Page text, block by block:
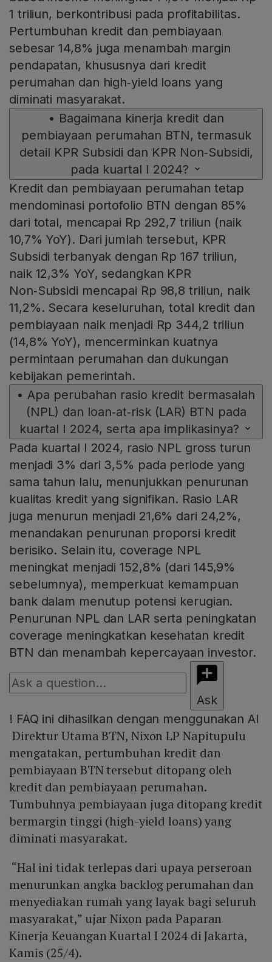
1 triliun, berkontribusi pada profitabilitas.
Pertumbuhan kredit dan pembiayaan
sebesar 14,8% juga menambah margin
pendapatan, khususnya dari kredit
perumahan dan high‑yield loans yang
diminati masyarakat.
• Bagaimana kinerja kredit dan
pembiayaan perumahan BTN, termasuk
detail KPR Subsidi dan KPR Non‑Subsidi,
pada kuartal I 2024?
Kredit dan pembiayaan perumahan tetap
mendominasi portofolio BTN dengan 85%
dari total, mencapai Rp 292,7 triliun (naik
10,7% YoY). Dari jumlah tersebut, KPR
Subsidi terbanyak dengan Rp 167 triliun,
naik 12,3% YoY, sedangkan KPR
Non‑Subsidi mencapai Rp 98,8 triliun, naik
11,2%. Secara keseluruhan, total kredit dan
pembiayaan naik menjadi Rp 344,2 triliun
(14,8% YoY), mencerminkan kuatnya
permintaan perumahan dan dukungan
kebijakan pemerintah.
• Apa perubahan rasio kredit bermasalah
(NPL) dan loan‑at‑risk (LAR) BTN pada
kuartal I 2024, serta apa implikasinya?
Pada kuartal I 2024, rasio NPL gross turun
menjadi 3% dari 3,5% pada periode yang
sama tahun lalu, menunjukkan penurunan
kualitas kredit yang signifikan. Rasio LAR
juga menurun menjadi 21,6% dari 24,2%,
menandakan penurunan proporsi kredit
berisiko. Selain itu, coverage NPL
meningkat menjadi 152,8% (dari 145,9%
sebelumnya), memperkuat kemampuan
bank dalam menutup potensi kerugian.
Penurunan NPL dan LAR serta peningkatan
coverage meningkatkan kesehatan kredit
BTN dan menambah kepercayaan investor.
Ask
! FAQ ini dihasilkan dengan menggunakan AI
Direktur Utama BTN, Nixon LP Napitupulu
mengatakan, pertumbuhan kredit dan
pembiayaan BTN tersebut ditopang oleh
kredit dan pembiayaan perumahan.
Tumbuhnya pembiayaan juga ditopang kredit
bermargin tinggi (high-yield loans) yang
diminati masyarakat.
“Hal ini tidak terlepas dari upaya perseroan
menurunkan angka backlog perumahan dan
menyediakan rumah yang layak bagi seluruh
masyarakat,” ujar Nixon pada Paparan
Kinerja Keuangan Kuartal I 2024 di Jakarta,
Kamis (25/4).